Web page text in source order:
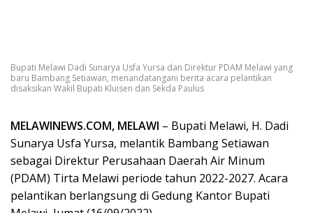
Bupati Melawi Dadi Sunarya Usfa Yursa dan Direktur PDAM Melawi yang
baru Bambang Setiawan, menandatangani berita acara pelantikan
disaksikan Wakil Bupati Kluisen dan Sekda Paulus
MELAWINEWS.COM, MELAWI – Bupati Melawi, H. Dadi
Sunarya Usfa Yursa, melantik Bambang Setiawan
sebagai Direktur Perusahaan Daerah Air Minum
(PDAM) Tirta Melawi periode tahun 2022-2027. Acara
pelantikan berlangsung di Gedung Kantor Bupati